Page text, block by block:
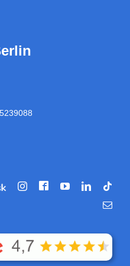
InstagramFacebookYouTubeLinkedIn
E-